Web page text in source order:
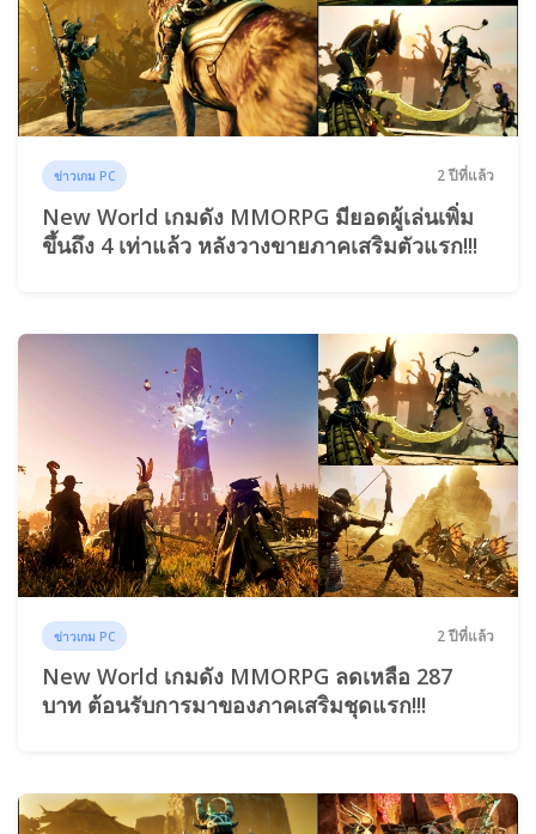
ข่าวเกม PC 2 ปีที่แล้ว
New World เกมดัง MMORPG มียอดผู้เล่นเพิ่ม
ขึ้นถึง 4 เท่าแล้ว หลังวางขายภาคเสริมตัวแรก!!!
ข่าวเกม PC 2 ปีที่แล้ว
New World เกมดัง MMORPG ลดเหลือ 287
บาท ต้อนรับการมาของภาคเสริมชุดแรก!!!